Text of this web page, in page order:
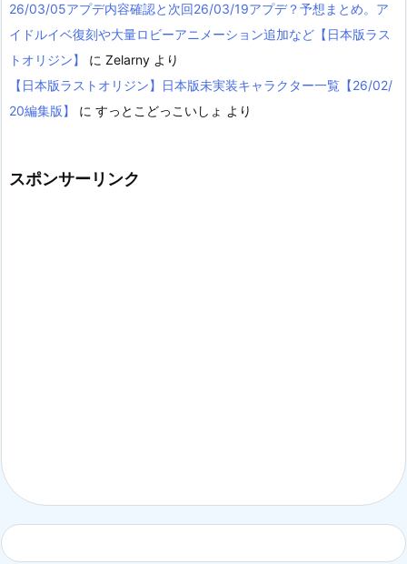
26/03/05アプデ内容確認と次回26/03/19アプデ？予想まとめ。ア
イドルイベ復刻や大量ロビーアニメーション追加など【日本版ラス
トオリジン】
に Zelarny より
【日本版ラストオリジン】日本版未実装キャラクター一覧【26/02/
20編集版】
に すっとこどっこいしょ より
スポンサーリンク